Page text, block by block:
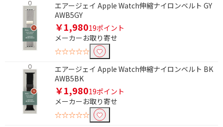
エアージェイ Apple Watch伸縮ナイロンベルト GY
AWB5GY
￥1,98019ポイント
メーカーお取り寄せ
☆☆☆☆☆
エアージェイ Apple Watch伸縮ナイロンベルト BK
AWB5BK
￥1,98019ポイント
メーカーお取り寄せ
☆☆☆☆☆